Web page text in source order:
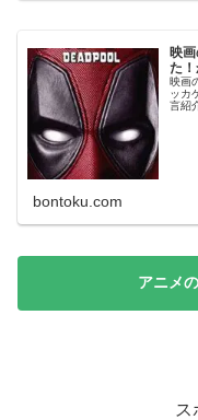
映
た
映画
ッカ
言紹
bontoku.com
アニメ
ス